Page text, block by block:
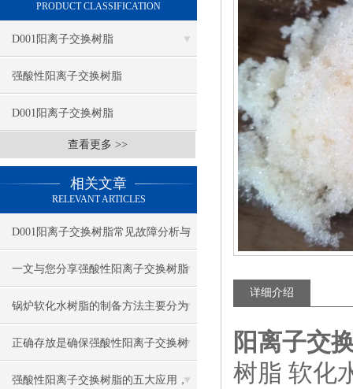
PRODUCT CLASSIFICATION
D001阳离子交换树脂
强酸性阳离子交换树脂
D001阳离子交换树脂
查看更多 >>
相关文章
RELEVANT ARTICLES
D001阳离子交换树脂常见故障分析与
针对性解决方法分享
一文与您分享强酸性阳离子交换树脂
的常见问题相应解决方法
锅炉软化水树脂的制备方法主要分为
这两大步骤
正确存放是确保强酸性阳离子交换树
脂质量的关键
强酸性阳离子交换树脂的五大应用，
详细介绍
阳离子交
树脂 软化